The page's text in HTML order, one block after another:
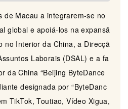
de Macau a integrarem-se no
global e apoiá-los na expansã
no Interior da China, a Direcçã
Laborais (DSAL) e a fa
da China “Beijing ByteDance
designada por “ByteDanc
TikTok, Toutiao, Vídeo Xigua,